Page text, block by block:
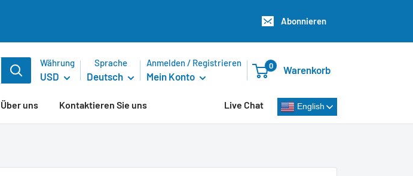
Abonnieren
Währung
USD
Sprache
Deutsch
Anmelden / Registrieren
Mein Konto
0 Warenkorb
Über uns Kontaktieren Sie uns Live Chat English